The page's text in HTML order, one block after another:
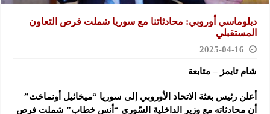
دبلوماسي أوروبي: محادثاتنا مع سوريا شملت فرص التعاون
المستقبلي
2025-04-16
شام تايمز – متابعة
أعلن رئيس بعثة الاتحاد الأوروبي إلى سوريا “ميخائيل أونماخت”
أن محادثاته مع وزير الداخلية السّوري “أنس خطاب” شملتفرص